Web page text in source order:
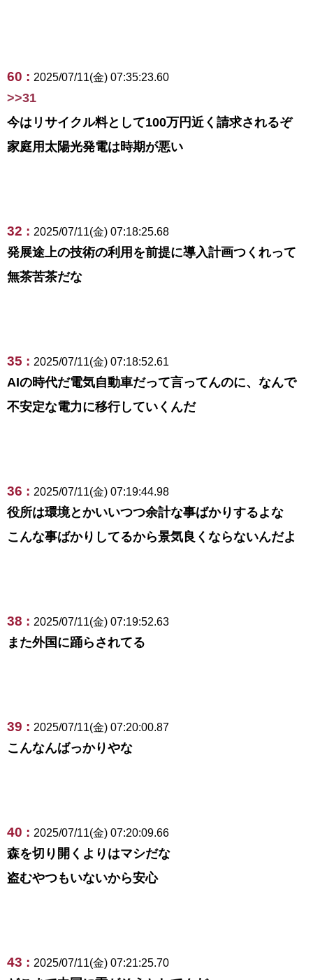
60 : 2025/07/11(金) 07:35:23.60
>>31
今はリサイクル料として100万円近く請求されるぞ
家庭用太陽光発電は時期が悪い
32 : 2025/07/11(金) 07:18:25.68
発展途上の技術の利用を前提に導入計画つくれって
無茶苦茶だな
35 : 2025/07/11(金) 07:18:52.61
AIの時代だ電気自動車だって言ってんのに、なんで
不安定な電力に移行していくんだ
36 : 2025/07/11(金) 07:19:44.98
役所は環境とかいいつつ余計な事ばかりするよな
こんな事ばかりしてるから景気良くならないんだよ
38 : 2025/07/11(金) 07:19:52.63
また外国に踊らされてる
39 : 2025/07/11(金) 07:20:00.87
こんなんばっかりやな
40 : 2025/07/11(金) 07:20:09.66
森を切り開くよりはマシだな
盗むやつもいないから安心
43 : 2025/07/11(金) 07:21:25.70